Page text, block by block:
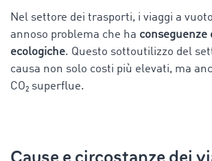
Nel settore dei trasporti, i viaggi a
annoso problema che ha conseguenze
ecologiche. Questo sottoutilizzo del
causa non solo costi più elevati, ma
CO₂ superflue.